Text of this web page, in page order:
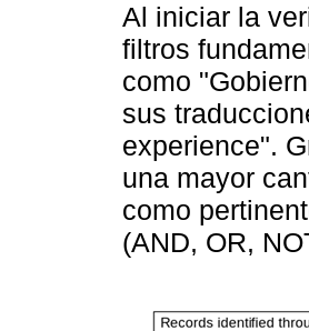
Al iniciar la
filtros
como
sus
experience".
una mayor
como
(AND, OR,